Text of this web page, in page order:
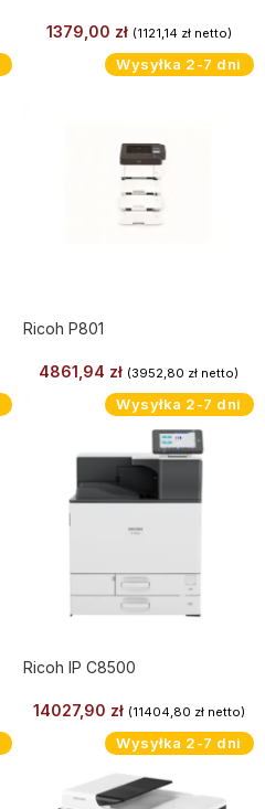
1379,00 zł (1121,14 złnetto)
Wysyłka 2-7 dni
Ricoh P801
4861,94 zł (3952,80 zł netto)
Wysyłka 2-7 dni
Ricoh IP C8500
14027,90 zł (11404,80 złnetto)
Wysyłka 2-7 dni